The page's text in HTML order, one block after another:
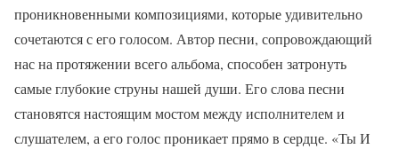
проникновенными композициями, которые удивительно
сочетаются с его голосом. Автор песни, сопровождающий
нас на протяжении всего альбома, способен затронуть
самые глубокие струны нашей души. Его слова песни
становятся настоящим мостом между исполнителем и
слушателем, а его голос проникает прямо в сердце. «Ты И